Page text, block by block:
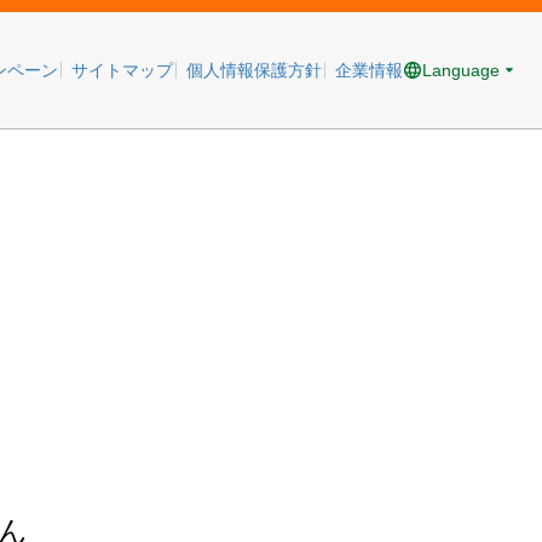
ペーン サイトマップ 個人情報保護方針 企業情報 Language